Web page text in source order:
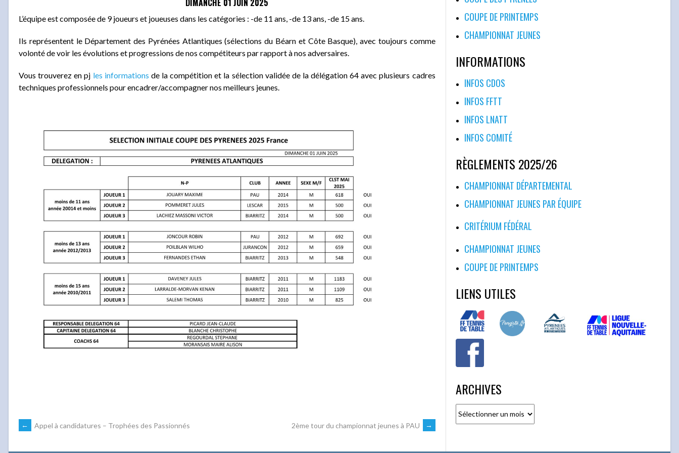
DIMANCHE 01 JUIN 2025
L’équipe est composée de 9 joueurs et joueuses dans les catégories : -de 11 ans, -de 13 ans, -de 15 ans.
Ils représentent le Département des Pyrénées Atlantiques (sélections du Béarn et Côte Basque), avec toujours comme
volonté de voir les évolutions et progressions de nos compétiteurs par rapport à nos adversaires.
Vous trouverez en pj les informations de la compétition et la sélection validée de la délégation 64 avec plusieurs cadres
techniques professionnels pour encadrer/accompagner nos meilleurs jeunes.
NAVIGATION
← Appel à candidatures – Trophées des Passionnés 2ème tour du championnat jeunes à PAU →
COUPE DE PRINTEMPS
CHAMPIONNAT JEUNES
INFORMATIONS
INFOS CDOS
INFOS FFTT
INFOS LNATT
INFOS COMITÉ
RÈGLEMENTS 2025/26
CHAMPIONNAT DÉPARTEMENTAL
CHAMPIONNAT JEUNES PAR ÉQUIPE
CRITÉRIUM FÉDÉRAL
CHAMPIONNAT JEUNES
COUPE DE PRINTEMPS
LIENS UTILES
ARCHIVES